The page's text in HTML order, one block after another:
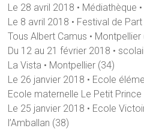
Le 28 avril 2018 • Médiathèque
Le 8 avril 2018 • Festival de
Tous Albert Camus • Montpellier
Du 12 au 21 février 2018 •
La Vista • Montpellier (34)
Le 26 janvier 2018 • Ecole
Ecole maternelle Le Petit Prince
Le 25 janvier 2018 • Ecole
l’Amballan (38)